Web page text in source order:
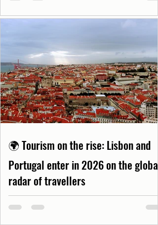
🌍 Tourism on the rise: Lisbon and
Portugal enter in 2026 on the global
radar of travellers